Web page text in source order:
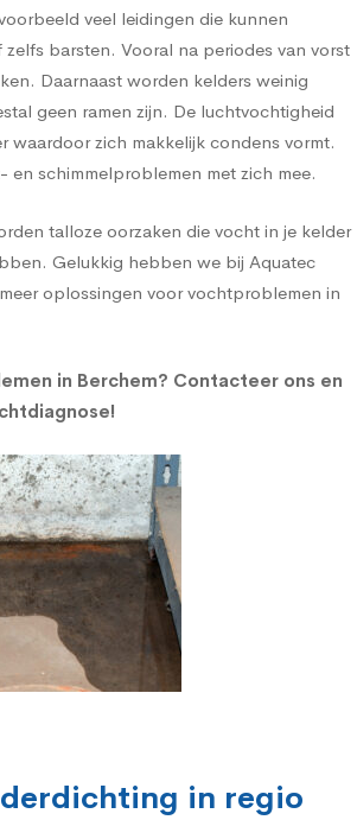
veel leidingen die kunnen
barsten. Vooral na periodes van vorst
Daarnaast worden kelders weinig
geen ramen zijn. De luchtvochtigheid
waardoor zich makkelijk condens vormt.
schimmelproblemen met zich mee.
talloze oorzaken die vocht in je kelder
Gelukkig hebben we bij Aquatec
oplossingen voor vochtproblemen in
in Berchem? Contacteer ons en
in regio